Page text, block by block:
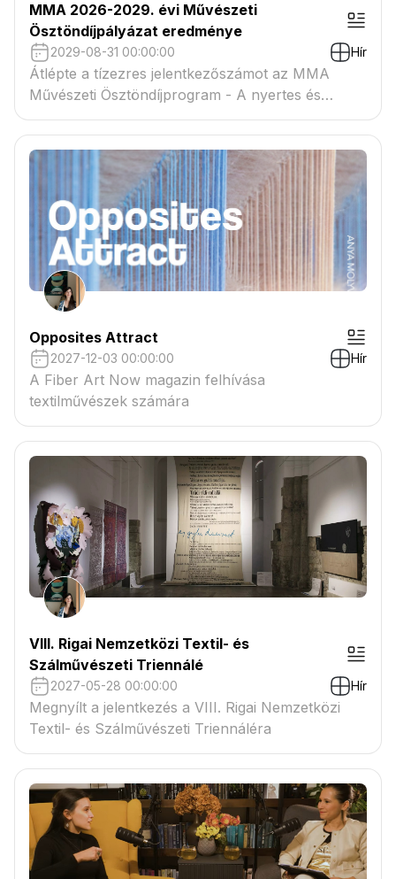
MMA 2026-2029. évi Művészeti
Ösztöndíjpályázat eredménye
2029-08-31 00:00:00 Hír
Átlépte a tízezres jelentkezőszámot az MMA
Művészeti Ösztöndíjprogram - A nyertes és
tartaléklistás pályázók névsora megtekinthető a
csatolmányban
Opposites Attract
2027-12-03 00:00:00 Hír
A Fiber Art Now magazin felhívása
textilművészek számára
VIII. Rigai Nemzetközi Textil- és
Szálművészeti Triennálé
2027-05-28 00:00:00 Hír
Megnyílt a jelentkezés a VIII. Rigai Nemzetközi
Textil- és Szálművészeti Triennáléra